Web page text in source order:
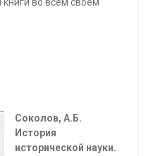
книги во всем своем
Соколов, А.Б.
История
исторической науки.